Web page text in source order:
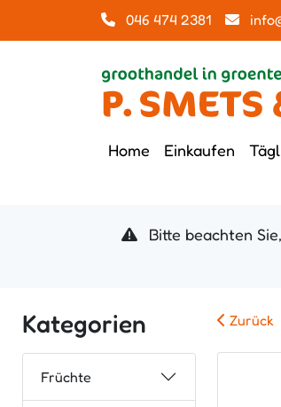
046 474 2381
Home Einkaufen
Bitte beachten
Kategorien
Früchte
Zurück